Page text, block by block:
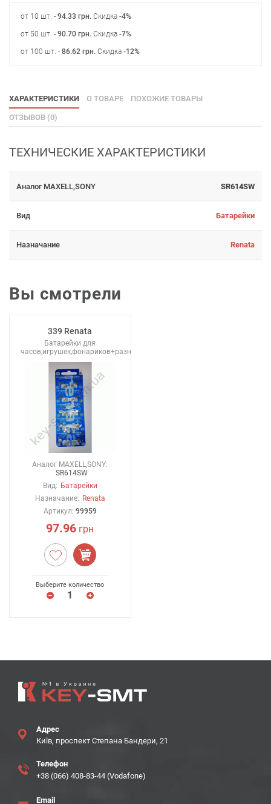
от 10 шт. - 94.33 грн. Скидка -4%
от 50 шт. - 90.70 грн. Скидка -7%
от 100 шт. - 86.62 грн. Скидка -12%
ХАРАКТЕРИСТИКИ О ТОВАРЕ ПОХОЖИЕ ТОВАРЫ
ОТЗЫВОВ (0)
ТЕХНИЧЕСКИЕ ХАРАКТЕРИСТИКИ
Аналог MAXELL,SONY SR614SW
Вид Батарейки
Назначание Renata
Вы смотрели
339 Renata
Батарейки для
часов,игрушек,фонариков+разное
Аналог MAXELL,SONY:
SR614SW
Вид: Батарейки
Назначание: Renata
Артикул: 99959
97.96 грн
Выберите количество
Адрес
Київ, проспект Степана Бандери, 21
Телефон
+38 (066) 408-83-44 (Vodafone)
Email